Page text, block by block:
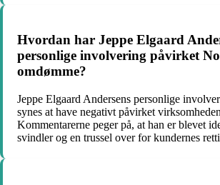
Hvordan har Jeppe Elgaard
personlige involvering påvirket
omdømme?
Jeppe Elgaard Andersens personlige
synes at have negativt påvirket
Kommentarerne peger på, at han er blevet
svindler og en trussel over for kundernes